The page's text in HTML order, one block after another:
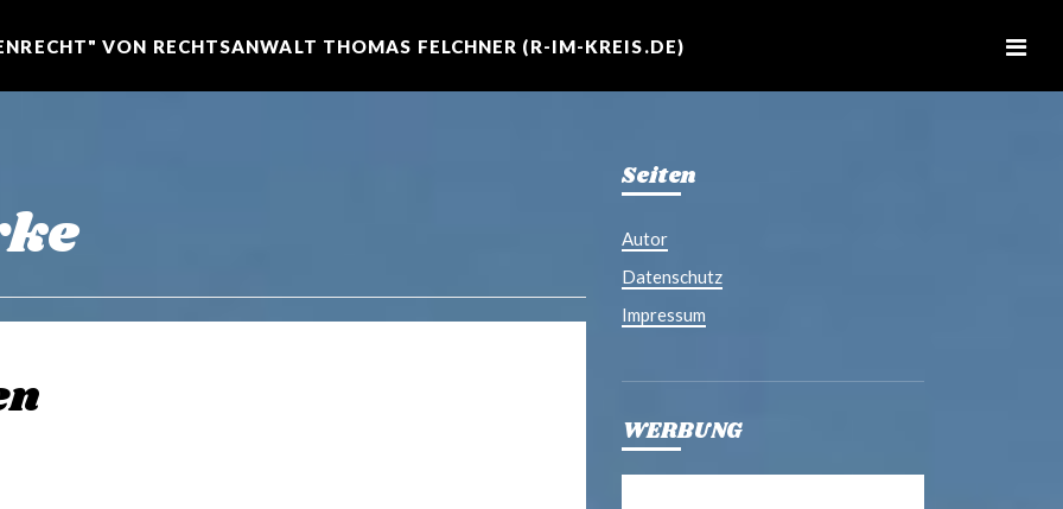
VON RECHTSANWALT THOMAS FELCHNER (R-IM-KREIS.DE)
Seiten
Autor
Datenschutz
Impressum
WERBUNG